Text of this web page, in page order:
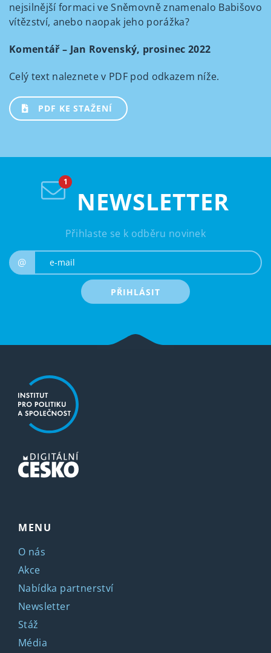
nejsilnější formaci ve Sněmovně znamenalo Babišovo
vítězství, anebo naopak jeho porážka?
Komentář – Jan Rovenský, prosinec 2022
Celý text naleznete v PDF pod odkazem níže.
PDF KE STAŽENÍ
NEWSLETTER
Přihlaste se k odběru novinek
@
PŘIHLÁSIT
MENU
O nás
Akce
Nabídka partnerství
Newsletter
Stáž
Média